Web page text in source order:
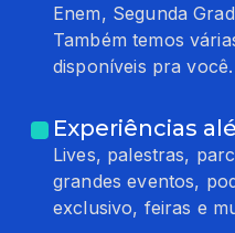
Enem, Segunda
Também temos
disponíveis pra você.
Experiências
Lives, palestras,
grandes eventos,
exclusivo, feiras e